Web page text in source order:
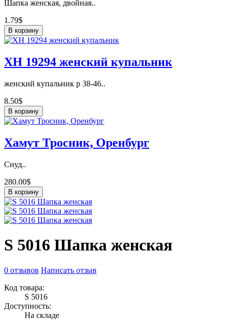
Шапка женская, двойная..
1.79$
В корзину
ХН 19294 женский купальник
женский купальник р 38-46..
8.50$
В корзину
Хамут Тросник, Оренбург
Снуд..
280.00$
В корзину
S 5016 Шапка женская
0 отзывов Написать отзыв
Код товара:
S 5016
Доступность:
На складе